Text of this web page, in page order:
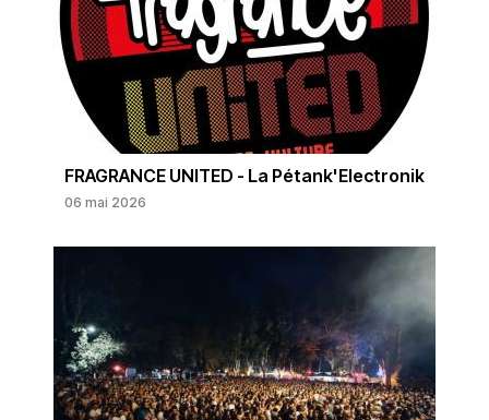
FRAGRANCE UNITED - La Pétank'Electronik
06 mai 2026